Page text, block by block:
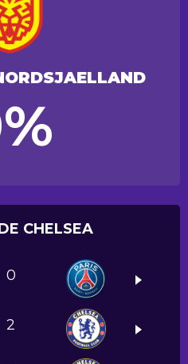
CHELSEA
0
2